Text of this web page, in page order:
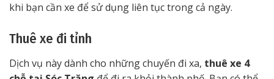
khi bạn cần xe để sử dụng liên tục trong cả ngày.
Thuê xe đi tỉnh
Dịch vụ này dành cho những chuyến đi xa, thuê xe 4